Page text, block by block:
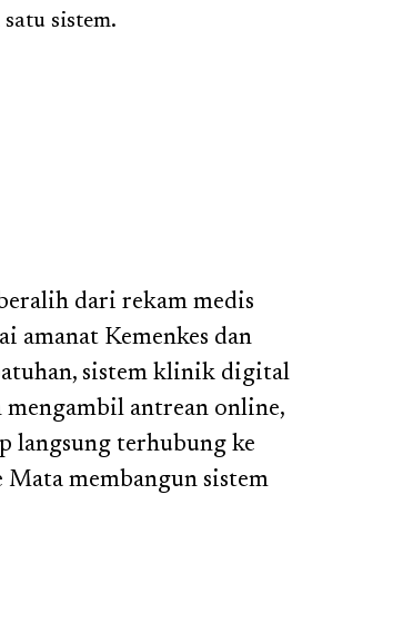
sistem.
dari rekam medis
amanat Kemenkes dan
sistem klinik digital
mengambil antrean online,
langsung terhubung ke
Mata membangun sistem